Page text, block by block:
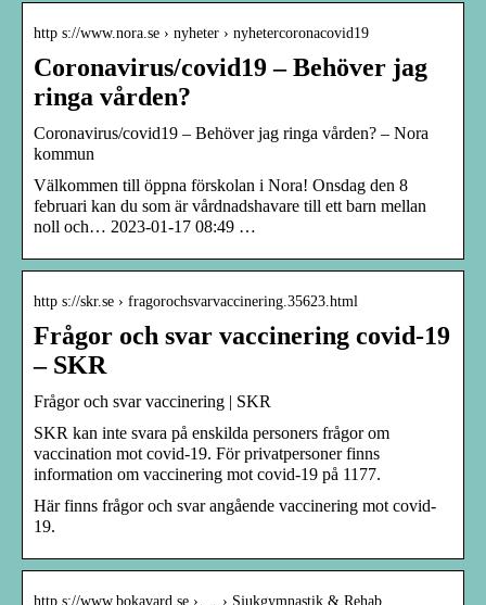
http s://www.nora.se › nyheter › nyhetercoronacovid19
Coronavirus/covid19 – Behöver jag
ringa vården?
Coronavirus/covid19 – Behöver jag ringa vården? – Nora
kommun
Välkommen till öppna förskolan i Nora! Onsdag den 8
februari kan du som är vårdnadshavare till ett barn mellan
noll och… 2023-01-17 08:49 …
http s://skr.se › fragorochsvarvaccinering.35623.html
Frågor och svar vaccinering covid-19
– SKR
Frågor och svar vaccinering | SKR
SKR kan inte svara på enskilda personers frågor om
vaccination mot covid-19. För privatpersoner finns
information om vaccinering mot covid-19 på 1177.
Här finns frågor och svar angående vaccinering mot covid-
19.
http s://www.bokavard.se › … › Sjukgymnastik & Rehab